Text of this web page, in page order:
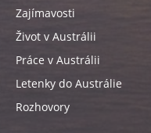
Zajímavosti
Život v Austrálii
Práce v Austrálii
Letenky do Austrálie
Rozhovory